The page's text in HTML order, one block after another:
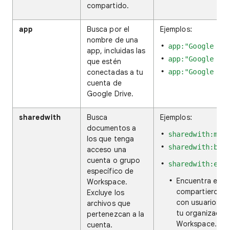
compartido.
app
Busca por el
nombre de una
app, incluidas las
que estén
conectadas a tu
cuenta de
Google Drive.
Ejemplos:
app:"Google
app:"Google
app:"Google
sharedwith
Busca
documentos a
los que tenga
acceso una
cuenta o grupo
específico de
Workspace.
Excluye los
archivos que
pertenezcan a la
cuenta.
Ejemplos:
sharedwith:me
Encuentra
compartieron
con usuarios
tu
Workspace.